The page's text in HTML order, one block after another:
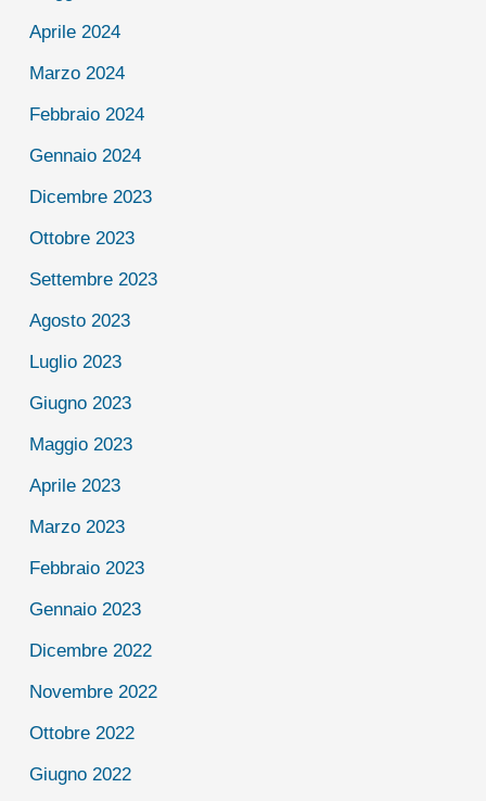
Aprile 2024
Marzo 2024
Febbraio 2024
Gennaio 2024
Dicembre 2023
Ottobre 2023
Settembre 2023
Agosto 2023
Luglio 2023
Giugno 2023
Maggio 2023
Aprile 2023
Marzo 2023
Febbraio 2023
Gennaio 2023
Dicembre 2022
Novembre 2022
Ottobre 2022
Giugno 2022